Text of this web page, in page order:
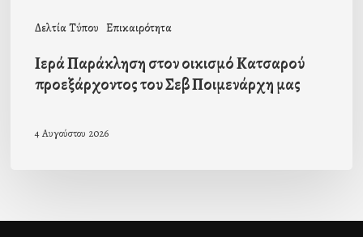
Δελτία Τύπου Επικαιρότητα
Ιερά Παράκληση στον οικισμό Κατσαρού
προεξάρχοντος του Σεβ Ποιμενάρχη μας
4 Αυγούστου 2026